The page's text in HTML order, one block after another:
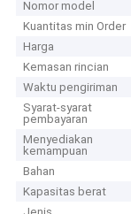
Nomor model
Kuantitas min Order
Harga
Kemasan rincian
Waktu pengiriman
Syarat-syarat
pembayaran
Menyediakan
kemampuan
Bahan
Kapasitas berat